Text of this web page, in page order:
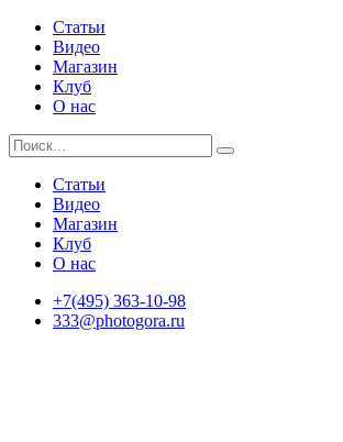
Статьи
Видео
Магазин
Клуб
О нас
Статьи
Видео
Магазин
Клуб
О нас
+7(495) 363-10-98
333@photogora.ru